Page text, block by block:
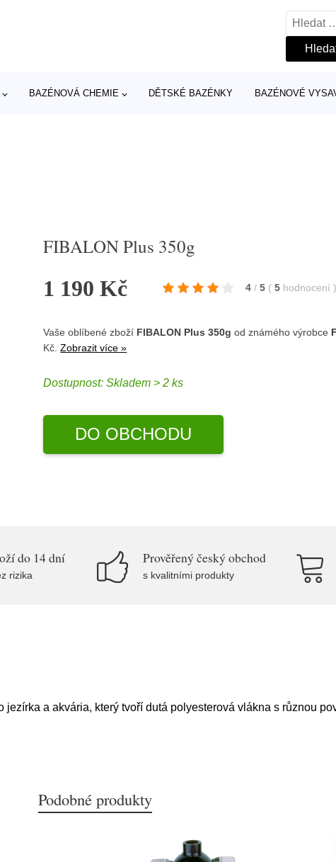
BAZÉNOVÁ CHEMIE DĚTSKÉ BAZÉNKY BAZÉNOVÉ
FIBALON Plus 350g
1 190 Kč 4 / 5 ( 5 hodnocení)
Vaše oblíbené zboží FIBALON Plus 350g od známého výrobce
Kč.Zobrazit více »
Dostupnost:Skladem > 2 ks
DO OBCHODU
do 14 dní
rizika
Prověřený český obchod
s kvalitními produkty
a akvária, který tvoří dutá polyesterová vlákna s různou
Podobné produkty